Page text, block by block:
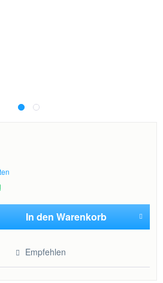
In den Warenkorb
Empfehlen